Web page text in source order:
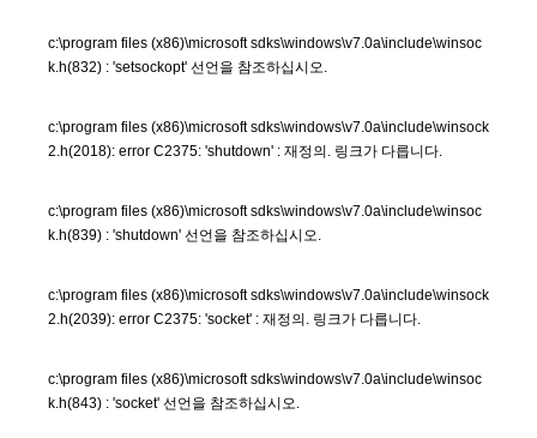
c:\program files (x86)\microsoft sdks\windows\v7.0a\include\winsoc
k.h(832) : 'setsockopt' 선언을 참조하십시오.
c:\program files (x86)\microsoft sdks\windows\v7.0a\include\winsock
2.h(2018): error C2375: 'shutdown' : 재정의. 링크가 다릅니다.
c:\program files (x86)\microsoft sdks\windows\v7.0a\include\winsoc
k.h(839) : 'shutdown' 선언을 참조하십시오.
c:\program files (x86)\microsoft sdks\windows\v7.0a\include\winsock
2.h(2039): error C2375: 'socket' : 재정의. 링크가 다릅니다.
c:\program files (x86)\microsoft sdks\windows\v7.0a\include\winsoc
k.h(843) : 'socket' 선언을 참조하십시오.